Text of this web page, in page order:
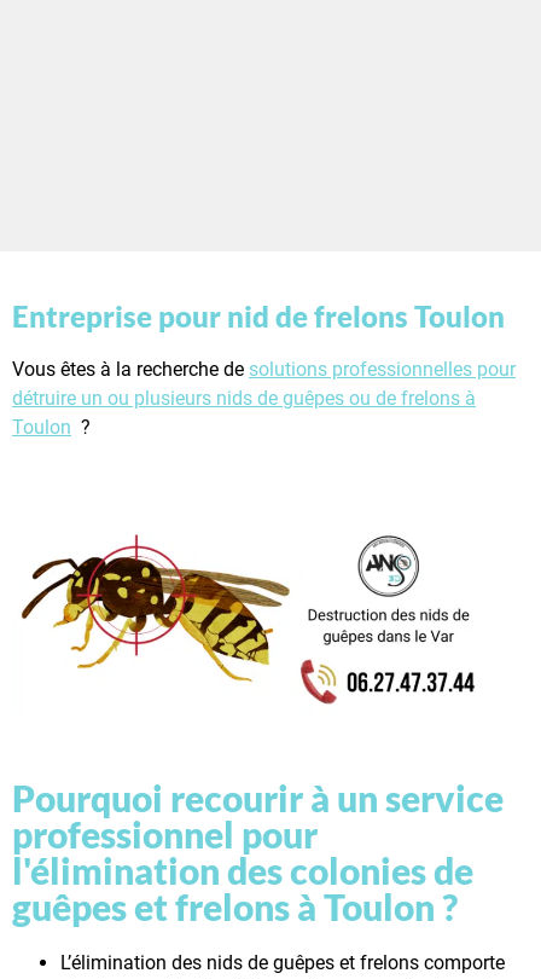
Entreprise pour nid de frelons Toulon
Vous êtes à la recherche de solutions professionnelles pour
détruire un ou plusieurs nids de guêpes ou de frelons à
Toulon ?
Pourquoi recourir à un service
professionnel pour
l'élimination des colonies de
guêpes et frelons à Toulon ?
L’élimination des nids de guêpes et frelons comporte